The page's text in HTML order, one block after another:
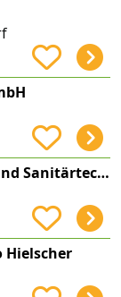
Tempotherm Heizungs- und Sanitärtechnik GmbH
Hielscher